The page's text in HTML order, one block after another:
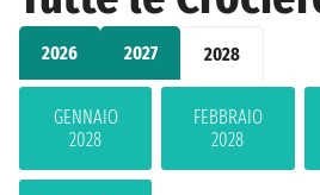
2026 2027 2028
GENNAIO
2028
FEBBRAIO
2028